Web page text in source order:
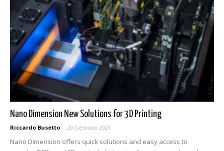
Nano Dimension New Solutions for 3D Printing
Riccardo Busetto - 20 Gennaio 2021
Nano Dimension offers quick solutions and easy access to